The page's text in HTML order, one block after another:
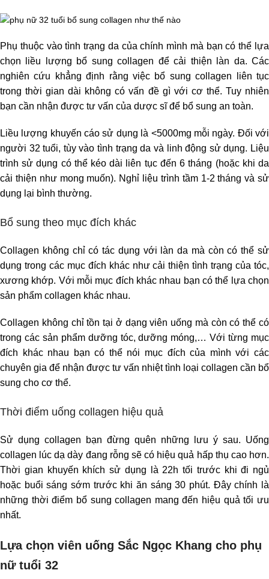
Phụ thuộc vào tình trạng da của chính mình mà bạn có thể lựa
chọn liều lượng bổ sung collagen để cải thiện làn da. Các
nghiên cứu khẳng định rằng việc bổ sung collagen liên tục
trong thời gian dài không có vấn đề gì với cơ thể. Tuy nhiên
bạn cần nhận được tư vấn của dược sĩ để bổ sung an toàn.
Liều lượng khuyến cáo sử dụng là <5000mg mỗi ngày. Đối với
người 32 tuổi, tùy vào tình trạng da và linh động sử dụng. Liệu
trình sử dụng có thể kéo dài liên tục đến 6 tháng (hoặc khi da
cải thiện như mong muốn). Nghỉ liệu trình tầm 1-2 tháng và sử
dụng lại bình thường.
Bổ sung theo mục đích khác
Collagen không chỉ có tác dụng với làn da mà còn có thể sử
dụng trong các mục đích khác như cải thiện tình trạng của tóc,
xương khớp. Với mỗi mục đích khác nhau bạn có thể lựa chọn
sản phẩm collagen khác nhau.
Collagen không chỉ tồn tại ở dạng viên uống mà còn có thể có
trong các sản phẩm dưỡng tóc, dưỡng móng,… Với từng mục
đích khác nhau bạn có thể nói mục đích của mình với các
chuyên gia để nhận được tư vấn nhiệt tình loại collagen cần bổ
sung cho cơ thể.
Thời điểm uống collagen hiệu quả
Sử dụng collagen bạn đừng quên những lưu ý sau. Uống
collagen lúc dạ dày đang rỗng sẽ có hiệu quả hấp thụ cao hơn.
Thời gian khuyến khích sử dụng là 22h tối trước khi đi ngủ
hoặc buổi sáng sớm trước khi ăn sáng 30 phút. Đây chính là
những thời điểm bổ sung collagen mang đến hiệu quả tối ưu
nhất.
Lựa chọn viên uống Sắc Ngọc Khang cho phụ
nữ tuổi 32